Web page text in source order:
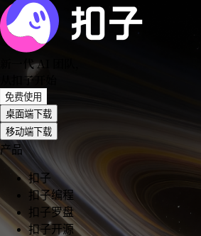
新一代 AI 团队
从扣子开始
免费使用
桌面端下载
移动端下载
产品
扣子
扣子编程
扣子罗盘
扣子开源